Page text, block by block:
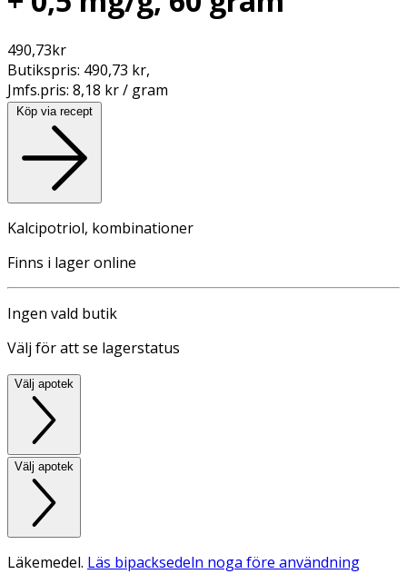
490,73kr
Butikspris: 490,73 kr,
Jmfs.pris: 8,18 kr / gram
Köp via recept
Kalcipotriol, kombinationer
Finns i lager online
Ingen vald butik
Välj för att se lagerstatus
Välj apotek
Välj apotek
Läkemedel. Läs bipacksedeln noga före användning